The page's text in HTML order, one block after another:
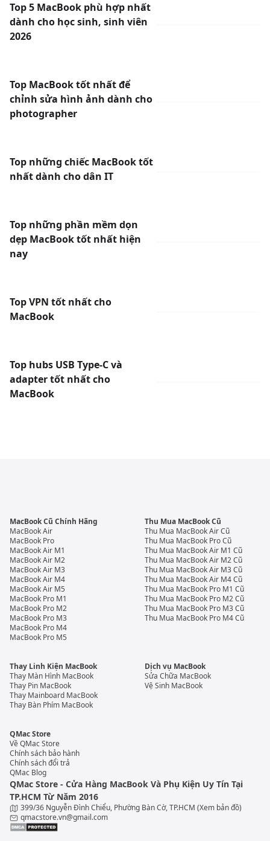
Top 5 MacBook phù hợp nhất
dành cho học sinh, sinh viên
2026
Top MacBook tốt nhất để
chỉnh sửa hình ảnh dành cho
photographer
Top những chiếc MacBook tốt
nhất dành cho dân IT
Top những phần mềm dọn
dẹp MacBook tốt nhất hiện
nay
Top VPN tốt nhất cho
MacBook
Top hubs USB Type-C và
adapter tốt nhất cho
MacBook
MacBook Cũ Chính Hãng
MacBook Air
MacBook Pro
MacBook Air M1
MacBook Air M2
MacBook Air M3
MacBook Air M4
MacBook Air M5
MacBook Pro M1
MacBook Pro M2
MacBook Pro M3
MacBook Pro M4
MacBook Pro M5
Thu Mua MacBook Cũ
Thu Mua MacBook Air Cũ
Thu Mua MacBook Pro Cũ
Thu Mua MacBook Air M1 Cũ
Thu Mua MacBook Air M2 Cũ
Thu Mua MacBook Air M3 Cũ
Thu Mua MacBook Air M4 Cũ
Thu Mua MacBook Pro M1 Cũ
Thu Mua MacBook Pro M2 Cũ
Thu Mua MacBook Pro M3 Cũ
Thu Mua MacBook Pro M4 Cũ
Thay Linh Kiện MacBook
Thay Màn Hình MacBook
Thay Pin MacBook
Thay Mainboard MacBook
Thay Bàn Phím MacBook
Dịch vụ MacBook
Sửa Chữa MacBook
Vệ Sinh MacBook
QMac Store
Về QMac Store
Chính sách bảo hành
Chính sách đổi trả
QMac Blog
QMac Store - Cửa Hàng MacBook Và Phụ Kiện Uy Tín Tại
TP.HCM Từ Năm 2016
399/36 Nguyễn Đình Chiểu, Phường Bàn Cờ, TP.HCM (Xem bản đồ)
qmacstore.vn@gmail.com